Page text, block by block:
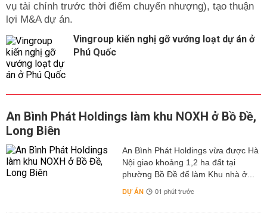
vụ tài chính trước thời điểm chuyển nhượng), tạo thuận
lợi M&A dự án.
Vingroup kiến nghị gỡ vướng loạt dự án ở
Phú Quốc
An Bình Phát Holdings làm khu NOXH ở Bồ Đề,
Long Biên
An Bình Phát Holdings vừa được Hà
Nội giao khoảng 1,2 ha đất tại
phường Bồ Đề để làm Khu nhà ở...
DỰ ÁN 01 phút trước